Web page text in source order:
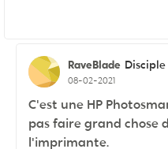
RaveBlade Disciple
08-02-2021
C'est une HP
pas faire grand chose
l'imprimante.